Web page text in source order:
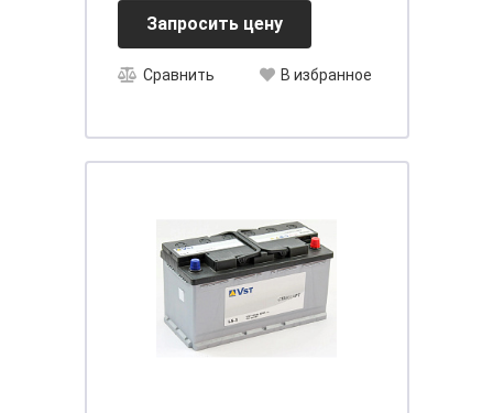
Запросить цену
Сравнить В избранное